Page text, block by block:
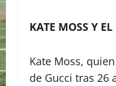
KATE MOSS Y
Kate Moss,
de Gucci tras 26